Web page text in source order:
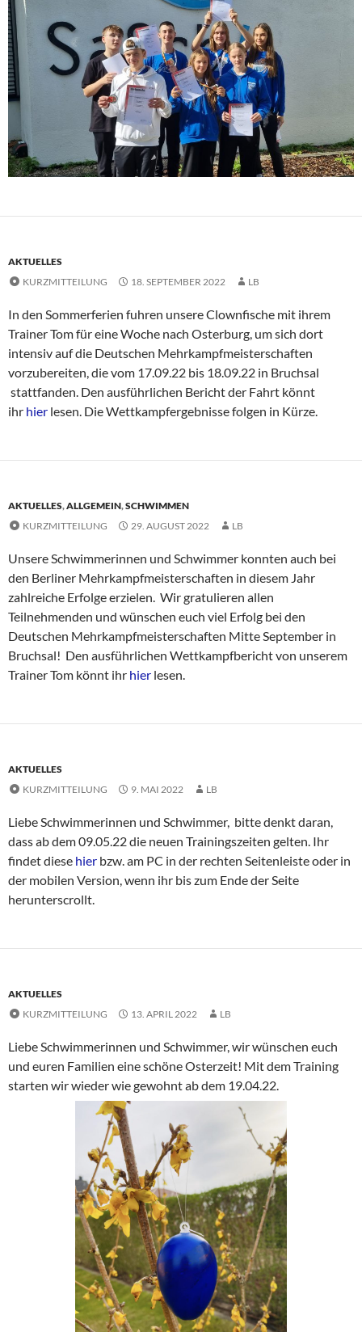
AKTUELLES
KURZMITTEILUNG
18. SEPTEMBER 2022 LB
In den Sommerferien fuhren unsere Clownfische mit ihrem
Trainer Tom für eine Woche nach Osterburg, um sich dort
intensiv auf die Deutschen Mehrkampfmeisterschaften
vorzubereiten, die vom 17.09.22 bis 18.09.22 in Bruchsal
stattfanden. Den ausführlichen Bericht der Fahrt könnt
ihr hier lesen. Die Wettkampfergebnisse folgen in Kürze.
AKTUELLES,ALLGEMEIN,SCHWIMMEN
KURZMITTEILUNG
29. AUGUST 2022 LB
Unsere Schwimmerinnen und Schwimmer konnten auch bei
den Berliner Mehrkampfmeisterschaften in diesem Jahr
zahlreiche Erfolge erzielen. Wir gratulieren allen
Teilnehmenden und wünschen euch viel Erfolg bei den
Deutschen Mehrkampfmeisterschaften Mitte September in
Bruchsal! Den ausführlichen Wettkampfbericht von unserem
Trainer Tom könnt ihr hier lesen.
AKTUELLES
KURZMITTEILUNG
9. MAI 2022 LB
Liebe Schwimmerinnen und Schwimmer, bitte denkt daran,
dass ab dem 09.05.22 die neuen Trainingszeiten gelten. Ihr
findet diese hier bzw. am PC in der rechten Seitenleiste oder in
der mobilen Version, wenn ihr bis zum Ende der Seite
herunterscrollt.
AKTUELLES
KURZMITTEILUNG
13. APRIL 2022 LB
Liebe Schwimmerinnen und Schwimmer, wir wünschen euch
und euren Familien eine schöne Osterzeit! Mit dem Training
starten wir wieder wie gewohnt ab dem 19.04.22.